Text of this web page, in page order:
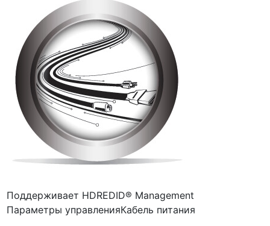
Поддерживает HDREDID® Management
Параметры управленияКабель питания